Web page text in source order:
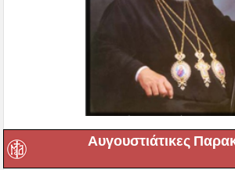
Αυγουστιάτικες